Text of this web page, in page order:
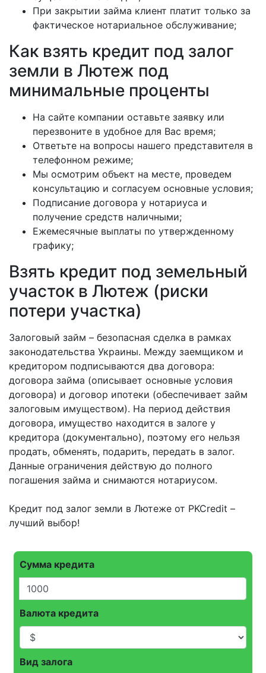
При закрытии займа клиент платит только за
фактическое нотариальное обслуживание;
Как взять кредит под залог
земли в Лютеж под
минимальные проценты
На сайте компании оставьте заявку или
перезвоните в удобное для Вас время;
Ответьте на вопросы нашего представителя в
телефонном режиме;
Мы осмотрим объект на месте, проведем
консультацию и согласуем основные условия;
Подписание договора у нотариуса и
получение средств наличными;
Ежемесячные выплаты по утвержденному
графику;
Взять кредит под земельный
участок в Лютеж (риски
потери участка)
Залоговый займ – безопасная сделка в рамках
законодательства Украины. Между заемщиком и
кредитором подписываются два договора:
договора займа (описывает основные условия
договора) и договор ипотеки (обеспечивает займ
залоговым имуществом). На период действия
договора, имущество находится в залоге у
кредитора (документально), поэтому его нельзя
продать, обменять, подарить, передать в залог.
Данные ограничения действую до полного
погашения займа и снимаются нотариусом.
Кредит под залог земли в Лютеже от PKCredit –
лучший выбор!
Сумма кредита
Валюта кредита
Вид залога